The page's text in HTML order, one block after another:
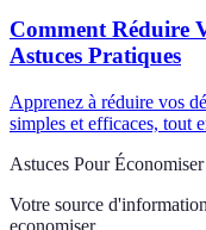
Comment Réduire
Astuces Pratiques
Apprenez à réduire vos
simples et efficaces, tout
Astuces Pour Économiser
Votre source
economiser.